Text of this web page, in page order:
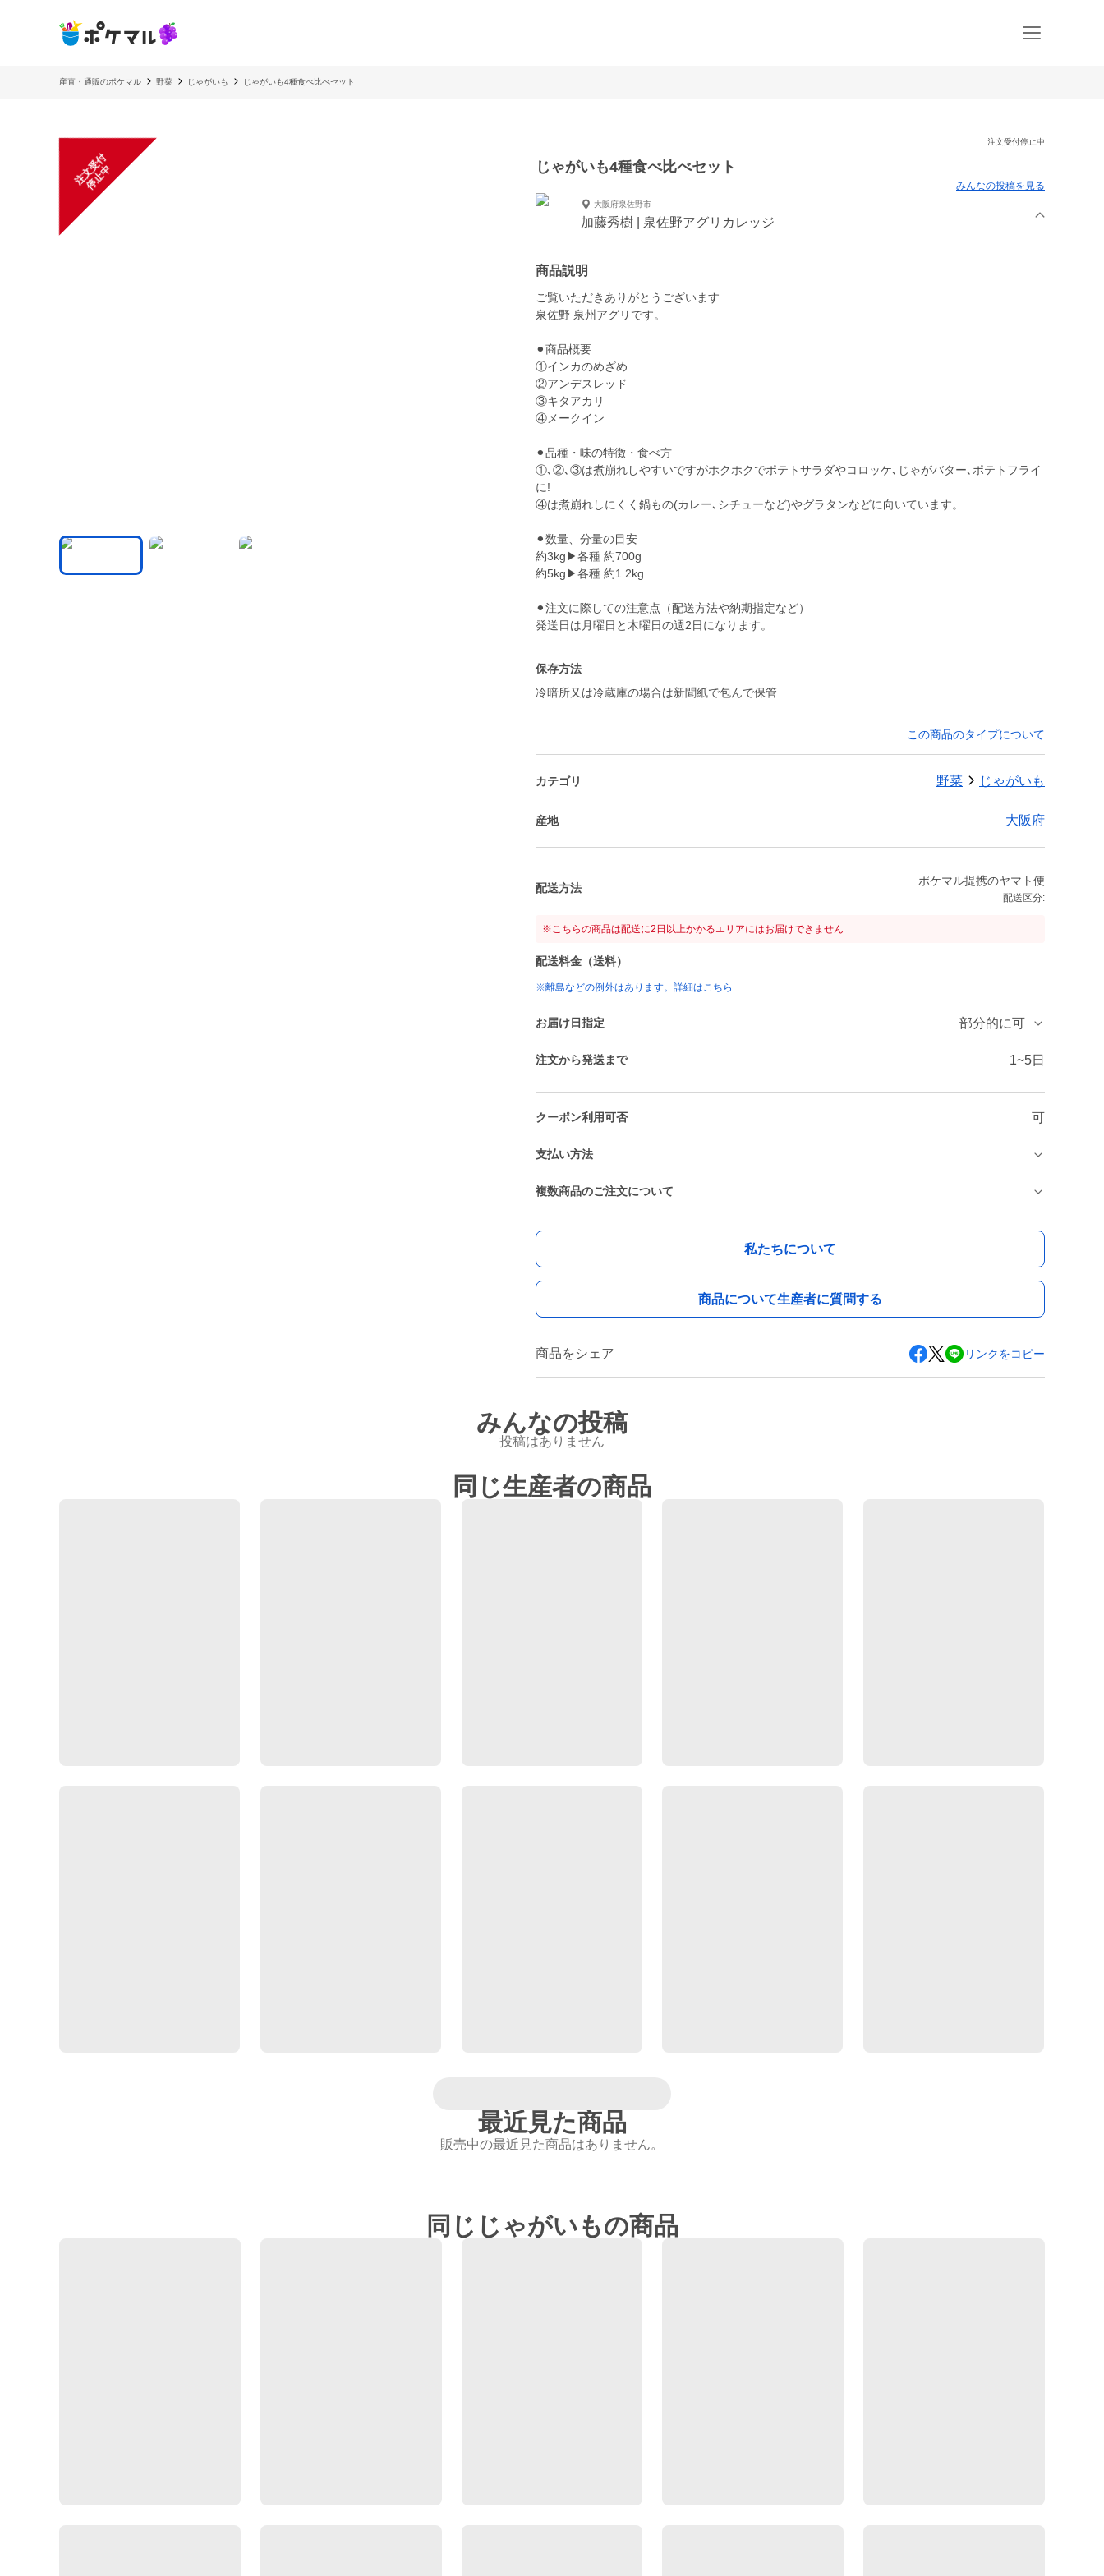
産直・通販のポケマル 野菜 じゃがいも じゃがいも4種食べ比べセット
注
文
受
付
停
止
中
注文受付停止中
じゃがいも4種食べ比べセット
みんなの投稿を見る
大阪府泉佐野市
加藤秀樹 | 泉佐野アグリカレッジ
商品説明
ご覧いただきありがとうございます
泉佐野 泉州アグリです。
⚫︎商品概要
①インカのめざめ
②アンデスレッド
③キタアカリ
④メークイン
⚫︎品種・味の特徴・食べ方
①､②､③は煮崩れしやすいですがホクホクでポテトサラダやコロッケ､じゃがバター､ポテトフライ
に!
④は煮崩れしにくく鍋もの(カレー､シチューなど)やグラタンなどに向いています。
⚫︎数量、分量の目安
約3kg▶︎各種 約700g
約5kg▶︎各種 約1.2kg
⚫︎注文に際しての注意点（配送方法や納期指定など）
発送日は月曜日と木曜日の週2日になります。
保存方法
冷暗所又は冷蔵庫の場合は新聞紙で包んで保管
この商品のタイプについて
カテゴリ 野菜 じゃがいも
産地 大阪府
配送方法
ポケマル提携のヤマト便
配送区分:
※こちらの商品は配送に2日以上かかるエリアにはお届けできません
配送料金（送料）
※離島などの例外はあります。詳細はこちら
お届け日指定 部分的に可
注文から発送まで 1~5日
クーポン利用可否 可
支払い方法
複数商品のご注文について
私たちについて
商品について生産者に質問する
商品をシェア リンクをコピー
みんなの投稿
投稿はありません
同じ生産者の商品
最近見た商品
販売中の最近見た商品はありません。
同じじゃがいもの商品